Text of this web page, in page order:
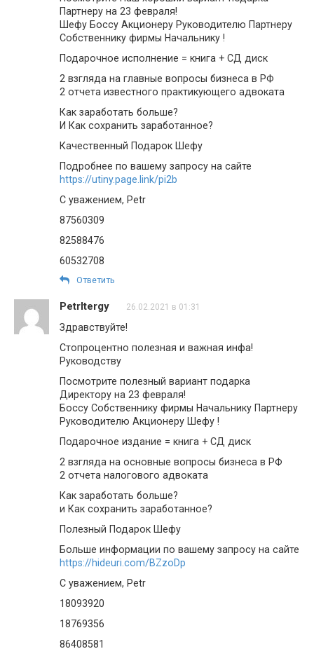
Партнеру на 23 февраля!
Шефу Боссу Акционеру Руководителю Партнеру
Собственнику фирмы Начальнику !
Подарочное исполнение = книга + СД диск
2 взгляда на главные вопросы бизнеса в РФ
2 отчета известного практикующего адвоката
Как заработать больше?
И Как сохранить заработанное?
Качественный Подарок Шефу
Подробнее по вашему запросу на сайте
https://utiny.page.link/pi2b
С уважением, Petr
87560309
82588476
60532708
Ответить
Petrltergy 26.02.2021 в 01:31
Здравствуйте!
Стопроцентно полезная и важная инфа!
Руководству
Посмотрите полезный вариант подарка
Директору на 23 февраля!
Боссу Собственнику фирмы Начальнику Партнеру
Руководителю Акционеру Шефу !
Подарочное издание = книга + СД диск
2 взгляда на основные вопросы бизнеса в РФ
2 отчета налогового адвоката
Как заработать больше?
и Как сохранить заработанное?
Полезный Подарок Шефу
Больше информации по вашему запросу на сайте
https://hideuri.com/BZzoDp
С уважением, Petr
18093920
18769356
86408581